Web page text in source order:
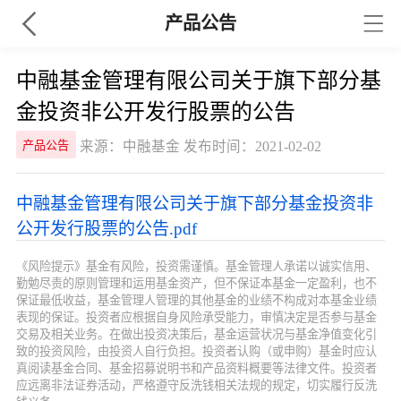
产品公告
中融基金管理有限公司关于旗下部分基
金投资非公开发行股票的公告
产品公告 来源：中融基金 发布时间：2021-02-02
中融基金管理有限公司关于旗下部分基金投资非
公开发行股票的公告.pdf
《风险提示》基金有风险，投资需谨慎。基金管理人承诺以诚实信用、
勤勉尽责的原则管理和运用基金资产，但不保证本基金一定盈利，也不
保证最低收益，基金管理人管理的其他基金的业绩不构成对本基金业绩
表现的保证。投资者应根据自身风险承受能力，审慎决定是否参与基金
交易及相关业务。在做出投资决策后，基金运营状况与基金净值变化引
致的投资风险，由投资人自行负担。投资者认购（或申购）基金时应认
真阅读基金合同、基金招募说明书和产品资料概要等法律文件。投资者
应远离非法证券活动，严格遵守反洗钱相关法规的规定，切实履行反洗